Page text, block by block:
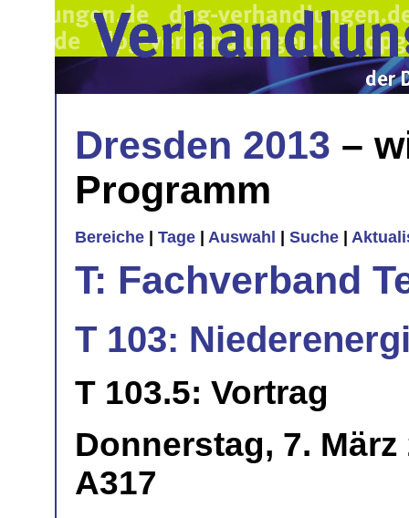
Dresden 2013 –
Programm
Bereiche Tage Auswahl Suche
T: Fachverband
T 103:
T 103.5: Vortrag
Donnerstag, 7. März
A317